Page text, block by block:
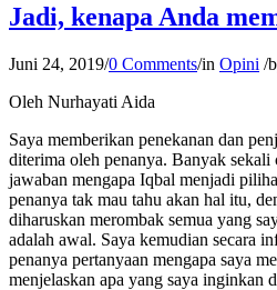
Jadi, kenapa Anda
Juni 24, 2019/0 Comments/in Opini /
Oleh Nurhayati Aida
Saya memberikan penekanan dan
diterima oleh penanya. Banyak sekali
jawaban mengapa Iqbal menjadi
penanya tak mau tahu akan hal itu,
diharuskan merombak semua yang
adalah awal. Saya kemudian secara
penanya pertanyaan mengapa saya
menjelaskan apa yang saya inginkan